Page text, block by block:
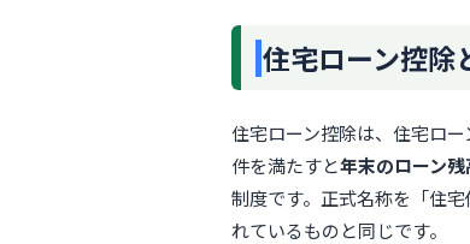
住宅ローン控除
住宅ローン控除は、住宅ロ
件を満たすと年末のローン
制度です。正式名称を「住
れているものと同じです。